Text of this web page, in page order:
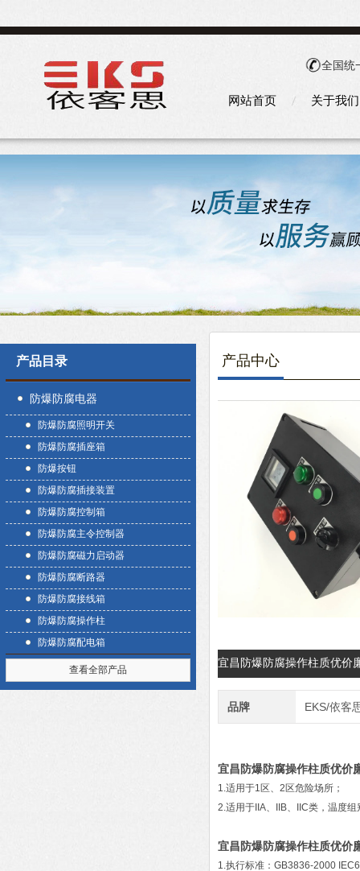
全国统
网站首页 关于我们
产品目录
防爆防腐电器
防爆防腐照明开关
防爆防腐插座箱
防爆按钮
防爆防腐插接装置
防爆防腐控制箱
防爆防腐主令控制器
防爆防腐磁力启动器
防爆防腐断路器
防爆防腐接线箱
防爆防腐操作柱
防爆防腐配电箱
查看全部产品
产品中心
宜昌防爆防腐操作柱质优价
品牌 EKS/依客
宜昌防爆防腐操作柱质优价
1.适用于1区、2区危险场所；
2.适用于IIA、IIB、IIC类，温度
宜昌防爆防腐操作柱质优价
1.执行标准：GB3836-2000